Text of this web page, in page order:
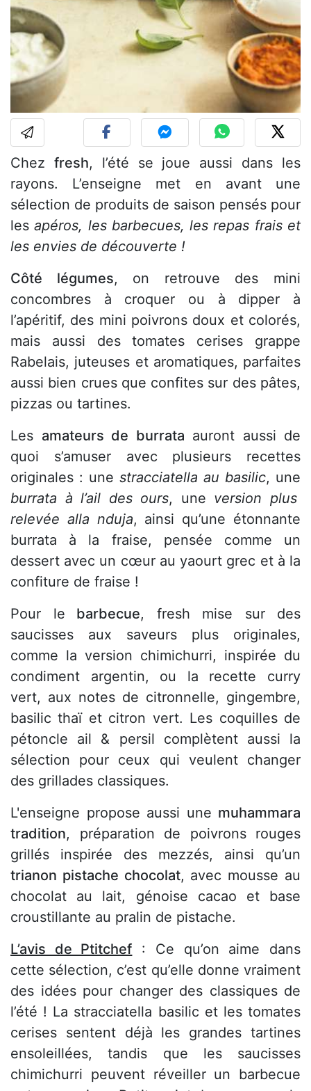
Chez fresh, l’été se joue aussi dans les
rayons. L’enseigne met en avant une
sélection de produits de saison pensés pour
lesapéros, les barbecues, les repas frais et
les envies de découverte !
Côté légumes, on retrouve des mini
concombres à croquer ou à dipper à
l’apéritif, des mini poivrons doux et colorés,
mais aussi des tomates cerises grappe
Rabelais, juteuses et aromatiques, parfaites
aussi bien crues que confites sur des pâtes,
pizzas ou tartines.
Les amateurs de burrata auront aussi de
quoi s’amuser avec plusieurs recettes
originales : une stracciatella au basilic, une
burrata à l’ail des ours, une version plus
relevée alla nduja, ainsi qu’une étonnante
burrata à la fraise, pensée comme un
dessert avec un cœur au yaourt grec et à la
confiture de fraise !
Pour le barbecue, fresh mise sur des
saucisses aux saveurs plus originales,
comme la version chimichurri, inspirée du
condiment argentin, ou la recette curry
vert, aux notes de citronnelle, gingembre,
basilic thaï et citron vert. Les coquilles de
pétoncle ail & persil complètent aussi la
sélection pour ceux qui veulent changer
des grillades classiques.
L'enseigne propose aussi une muhammara
tradition, préparation de poivrons rouges
grillés inspirée des mezzés, ainsi qu’un
trianon pistache chocolat, avec mousse au
chocolat au lait, génoise cacao et base
croustillante au pralin de pistache.
L’avis de Ptitchef : Ce qu’on aime dans
cette sélection, c’est qu’elle donne vraiment
des idées pour changer des classiques de
l’été ! La stracciatella basilic et les tomates
cerises sentent déjà les grandes tartines
ensoleillées, tandis que les saucisses
chimichurri peuvent réveiller un barbecue